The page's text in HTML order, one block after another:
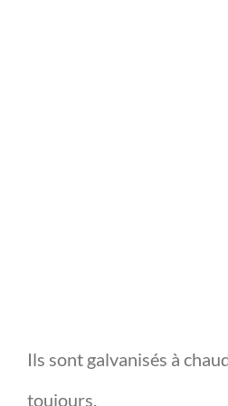
Ils sont galvanisés à
toujours.